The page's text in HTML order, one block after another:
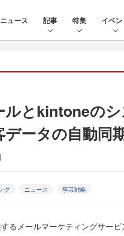
ニュース 記事 特集 イベン
ルとkintoneの
ータの自動同
グ ニュース 事業戦略
るメールマーケティングサー